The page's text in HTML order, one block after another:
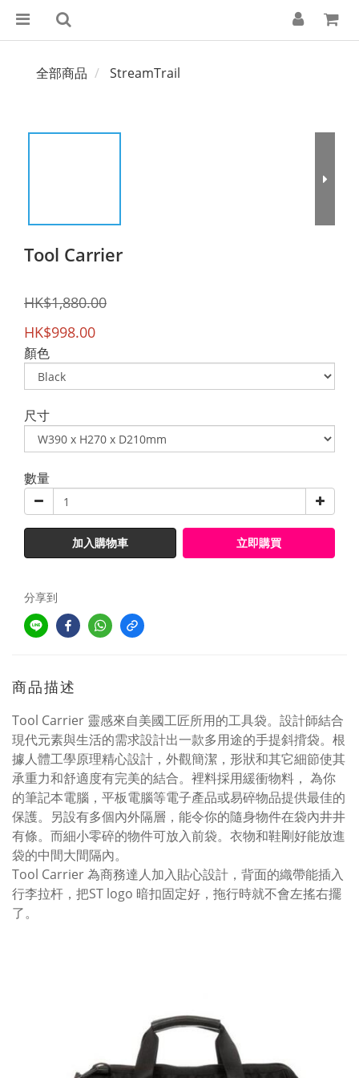
全部商品 StreamTrail
Tool Carrier
HK$1,880.00
HK$998.00
顏色
尺寸
數量
加入購物車 立即購買
分享到
商品描述
Tool Carrier 靈感來自美國工匠所用的工具袋。設計師結合
現代元素與生活的需求設計出一款多用途的手提斜揹袋。根
據人體工學原理精心設計，外觀簡潔，形狀和其它細節使其
承重力和舒適度有完美的結合。裡料採用緩衝物料， 為你
的筆記本電腦，平板電腦等電子產品或易碎物品提供最佳的
保護。另設有多個內外隔層，能令你的隨身物件在袋內井井
有條。 而細小零碎的物件可放入前袋。 衣物和鞋剛好能放進
袋的中間大間隔內。
Tool Carrier為商務達人加入貼心設計， 背面的織帶能插入
行李拉杆，把ST logo 暗扣固定好，拖行時就不會左搖右擺
了。